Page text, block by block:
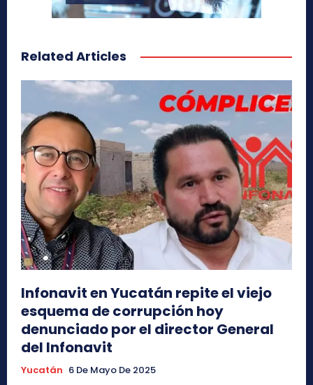
Related Articles
Infonavit en Yucatán repite el viejo
esquema de corrupción hoy
denunciado por el director General
del Infonavit
Yucatán 6 De Mayo De 2025